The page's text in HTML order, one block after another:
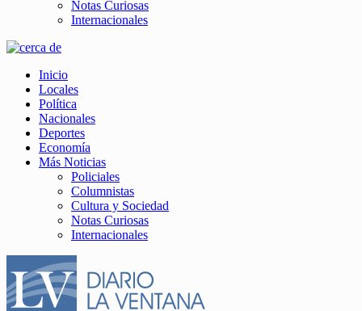
Notas Curiosas
Internacionales
Inicio
Locales
Política
Nacionales
Deportes
Economía
Más Noticias
Policiales
Columnistas
Cultura y Sociedad
Notas Curiosas
Internacionales